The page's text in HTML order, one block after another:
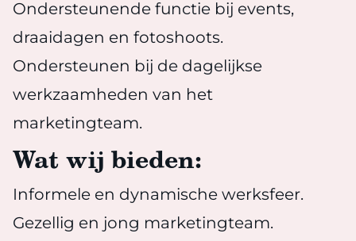
Ondersteunende functie bij events,
draaidagen en fotoshoots.
Ondersteunen bij de dagelijkse
werkzaamheden van het
marketingteam.
Wat wij bieden:
Informele en dynamische werksfeer.
Gezellig en jong marketingteam.